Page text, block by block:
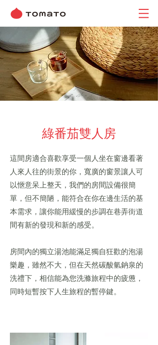
綠番茄雙人房
這間房適合喜歡享受一個人坐在窗邊看著
人來人往的街景的你，寬廣的窗景讓人可
以愜意呆上整天，我們的房間設備很簡
單，但不簡陋，能符合在你在邊生活的基
本需求，讓你能用緩慢的步調在巷弄街道
間有新的發現和新的感受。
房間內的獨立湯池​能滿足獨自狂歡的泡湯
樂趣，雖然不大，但在天然碳酸氫鈉泉的
洗禮下，相信能為您洗滌旅程中的疲憊，
同時短暫按下人生旅程的暫停鍵。